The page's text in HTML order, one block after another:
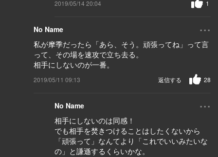
2019/05/14 20:04 1
No Name ...
私が摩季だったら「あら、そう。頑張ってね」って言
って、その場を速攻で立ち去る。
相手にしないのが一番。
2019/05/11 09:13 28
返信する
No Name ...
相手にしないのは同感！
でも相手を焚きつけることはしたくないから
「頑張って」なんてより「これでいいみたいな
の」と謙遜するくらいかな。